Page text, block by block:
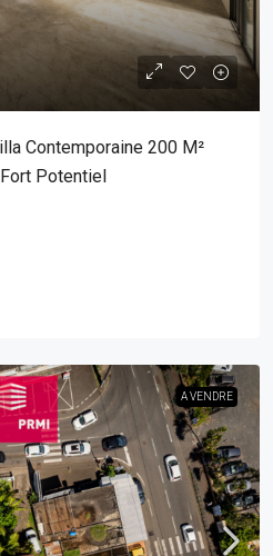
Contemporaine 200 M²
Potentiel
A VENDRE